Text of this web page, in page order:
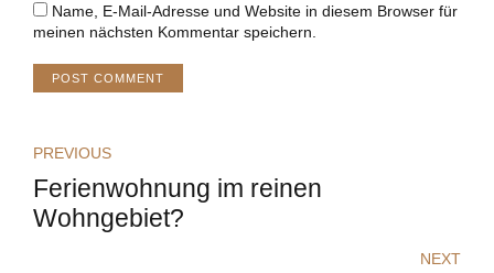
Name, E-Mail-Adresse und Website in diesem Browser für
meinen nächsten Kommentar speichern.
POST COMMENT
PREVIOUS
Ferienwohnung im reinen
Wohngebiet?
NEXT